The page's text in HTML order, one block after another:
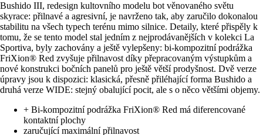
Bushido III, redesign kultovního modelu bot věnovaného světu
skyrace: přilnavé a agresivní, je navrženo tak, aby zaručilo dokonalou
stabilitu na všech typech terénu mimo silnice. Detaily, které přispěly k
tomu, že se tento model stal jedním z nejprodávanějších v kolekci La
Sportiva, byly zachovány a ještě vylepšeny: bi-kompozitní podrážka
FriXion® Red zvyšuje přilnavost díky přepracovaným výstupkům a
nové konstrukci bočních panelů pro ještě větší prodyšnost. Dvě verze
úpravy jsou k dispozici: klasická, přesně přiléhající forma Bushido a
druhá verze WIDE: stejný obalující pocit, ale s o něco většími objemy.
+ Bi-kompozitní podrážka FriXion® Red má diferencované
kontaktní plochy
zaručující maximální přilnavost